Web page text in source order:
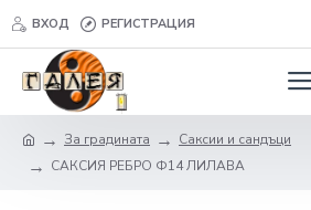
ВХОД РЕГИСТРАЦИЯ
За градината
Саксии и сандъци
САКСИЯ РЕБРО Ф14 ЛИЛАВА